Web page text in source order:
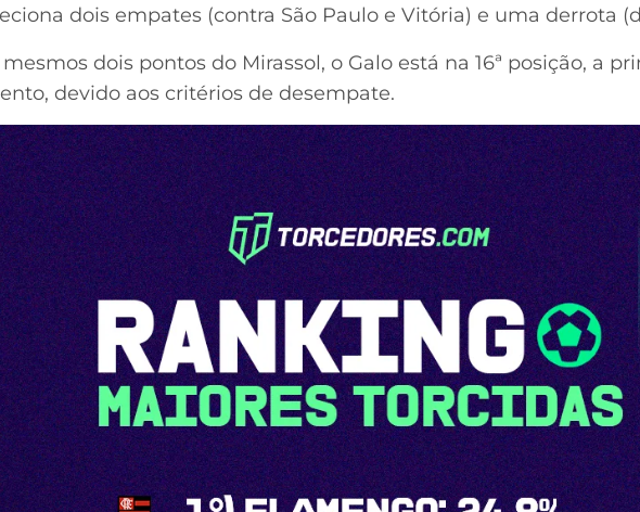
dois empates (contra São Paulo e Vitória) e uma derrota
dois pontos do Mirassol, o Galo está na 16ª posição, a
devido aos critérios de desempate.